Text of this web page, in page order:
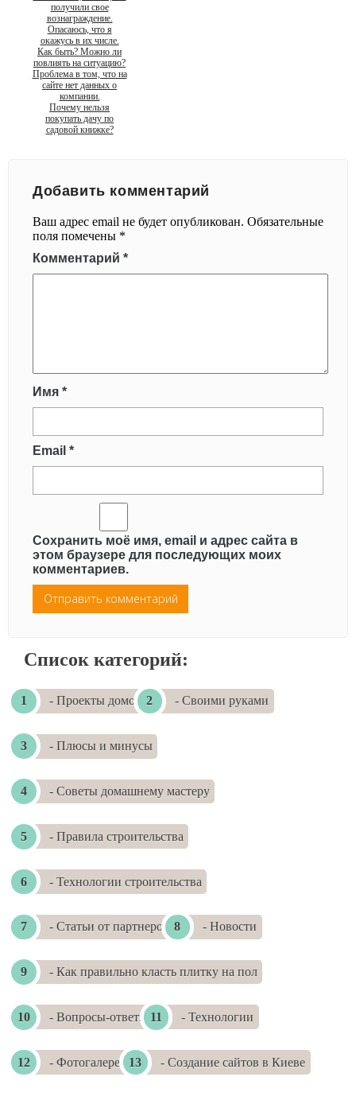
получили свое
вознаграждение.
Опасаюсь, что я
окажусь в их числе.
Как быть? Можно ли
повлиять на ситуацию?
Проблема в том, что на
сайте нет данных о
компании.
Почему нельзя
покупать дачу по
садовой книжке?
Добавить комментарий
Ваш адрес email не будет опубликован. Обязательные
поля помечены *
Комментарий *
Имя *
Email *
Сохранить моё имя, email и адрес сайта в
этом браузере для последующих моих
комментариев.
Список категорий:
- Проекты домов - Своими руками
- Плюсы и минусы
- Советы домашнему мастеру
- Правила строительства
- Технологии строительства
- Статьи от партнеров - Новости
- Как правильно класть плитку на пол
- Вопросы-ответы - Технологии
- Фотогалереи - Создание сайтов в Киеве